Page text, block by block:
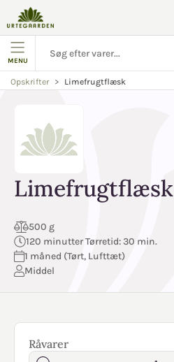
MENU
Opskrifter Limefrugtflæsk
Limefrugtflæsk
500 g
120 minutter Tørretid: 30 min.
1 måned (Tørt, Lufttæt)
Middel
Råvarer